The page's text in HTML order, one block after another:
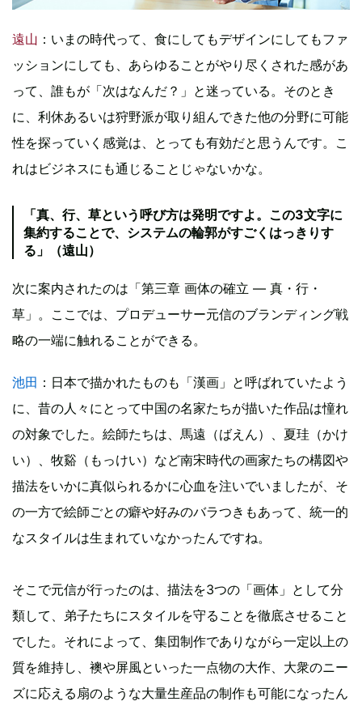
遠山 ：いまの時代って、食にしてもデザインにしてもファ
ッションにしても、あらゆることがやり尽くされた感があ
って、誰もが「次はなんだ？」と迷っている。そのとき
に、利休あるいは狩野派が取り組んできた他の分野に可能
性を探っていく感覚は、とっても有効だと思うんです。こ
れはビジネスにも通じることじゃないかな。
「真、行、草という呼び方は発明ですよ。この3文字に
集約することで、システムの輪郭がすごくはっきりす
る」（遠山）
次に案内されたのは「第三章 画体の確立 ― 真・行・
草」。ここでは、プロデューサー元信のブランディング戦
略の一端に触れることができる。
池田 ：日本で描かれたものも「漢画」と呼ばれていたよう
に、昔の人々にとって中国の名家たちが描いた作品は憧れ
の対象でした。絵師たちは、馬遠（ばえん）、夏珪（かけ
い）、牧谿（もっけい）など南宋時代の画家たちの構図や
描法をいかに真似られるかに心血を注いでいましたが、そ
の一方で絵師ごとの癖や好みのバラつきもあって、統一的
なスタイルは生まれていなかったんですね。
そこで元信が行ったのは、描法を3つの「画体」として分
類して、弟子たちにスタイルを守ることを徹底させること
でした。それによって、集団制作でありながら一定以上の
質を維持し、襖や屏風といった一点物の大作、大衆のニー
ズに応える扇のような大量生産品の制作も可能になったん